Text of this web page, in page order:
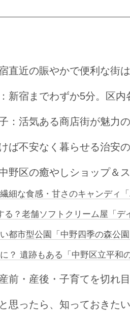
直近の賑やかで便利な街
新宿までわずか5分。区
：活気ある商店街が魅力
ば不安なく暮らせる治安
野区の癒やしショップ＆
細な食感・甘さのキャンディ「
？老舗ソフトクリーム屋「デ
都市型公園「中野四季の森公園
？ 遺跡もある「中野区立平和の
前・産後・子育てを切れ
思ったら、知っておきた